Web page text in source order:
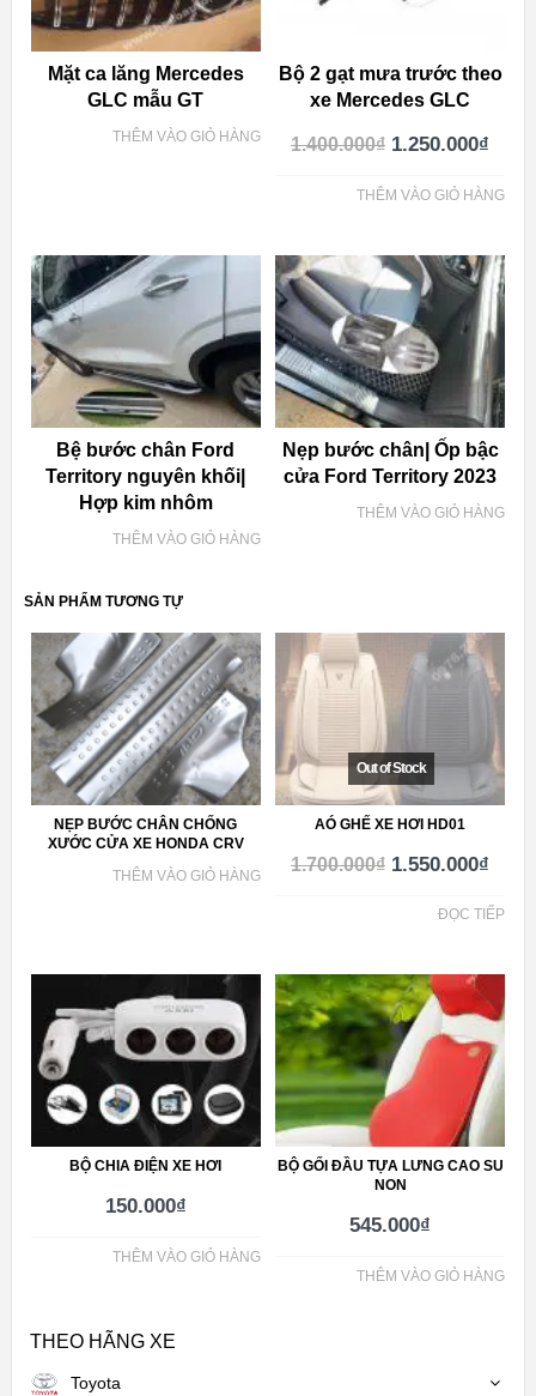
Mặt ca lăng Mercedes
GLC mẫu GT
THÊM VÀO GIỎ HÀNG
Bộ 2 gạt mưa trước theo
xe Mercedes GLC
1.400.000₫ 1.250.000₫
THÊM VÀO GIỎ HÀNG
Bệ bước chân Ford
Territory nguyên khối|
Hợp kim nhôm
THÊM VÀO GIỎ HÀNG
Nẹp bước chân| Ốp bậc
cửa Ford Territory 2023
THÊM VÀO GIỎ HÀNG
SẢN PHẨM TƯƠNG TỰ
NẸP BƯỚC CHÂN CHỐNG
XƯỚC CỬA XE HONDA CRV
THÊM VÀO GIỎ HÀNG
AÓ GHẾ XE HƠI HD01
1.700.000₫ 1.550.000₫
ĐỌC TIẾP
BỘ CHIA ĐIỆN XE HƠI
150.000₫
THÊM VÀO GIỎ HÀNG
BỘ GỐI ĐẦU TỰA LƯNG CAO SU
NON
545.000₫
THÊM VÀO GIỎ HÀNG
THEO HÃNG XE
Toyota